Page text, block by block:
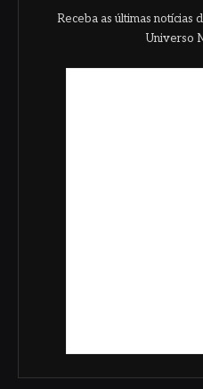
Receba as últimas notícias
Universo